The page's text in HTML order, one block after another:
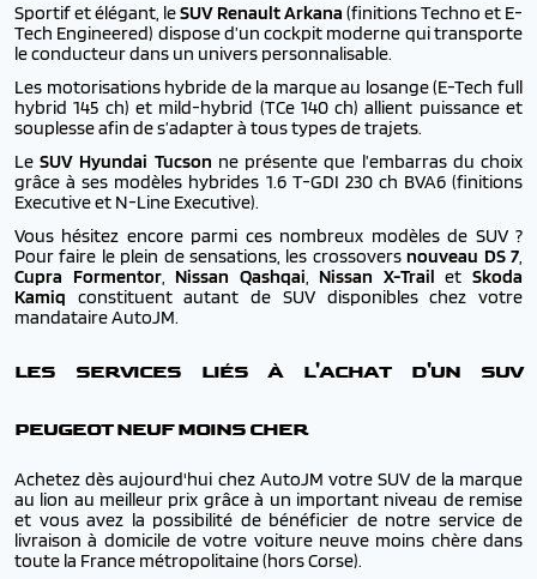
Sportif et élégant, leSUV Renault Arkana (finitions Techno et E-
Tech Engineered) dispose d’un cockpit moderne qui transporte
le conducteur dans un univers personnalisable.
Les motorisations hybride de la marque au losange (E-Tech full
hybrid 145 ch) et mild-hybrid (TCe 140 ch) allient puissance et
souplesse afin de s’adapter à tous types de trajets.
LeSUV Hyundai Tucson ne présente que l’embarras du choix
grâce à ses modèles hybrides 1.6 T-GDI 230 ch BVA6 (finitions
Executive et N-Line Executive).
Vous hésitez encore parmi ces nombreux modèles de SUV ?
Pour faire le plein de sensations, les crossoversnouveau DS 7,
Cupra Formentor, Nissan Qashqai, Nissan X-TrailetSkoda
Kamiq constituent autant de SUV disponibles chez votre
mandataire AutoJM.
LES SERVICES LIÉS À L'ACHAT D'UN SUV
PEUGEOT NEUF MOINS CHER
Achetez dès aujourd'hui chez AutoJM votre SUV de la marque
au lion au meilleur prix grâce à un important niveau de remise
et vous avez la possibilité de bénéficier de notre service de
livraison à domicile de votre voiture neuve moins chère dans
toute la France métropolitaine (hors Corse).